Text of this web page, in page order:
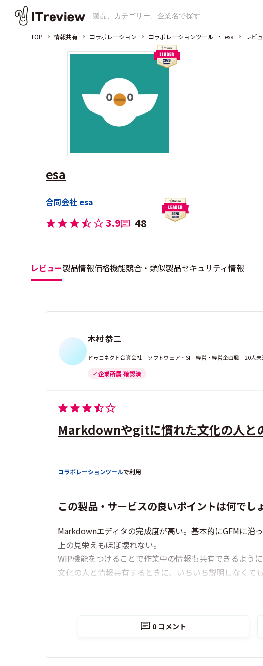
TOP 情報共有 コラボレーション コラボレーションツール esa レビ
esa
合同会社 esa
3.9 48
レビュー製品情報価格機能競合・類似製品セキュリティ情報
木村 恭二
ドゥコネクト合資会社｜ソフトウェア・SI｜経営・経営企画職｜20人
企業所属 確認済
Markdownやgitに慣れた文化の人と
コラボレーションツールで利用
この製品・サービスの良いポイントは何でし
Markdownエディタの完成度が高い。基本的にGFMに沿
上の見栄えもほぼ壊れない。
WIP機能をつけることで作業中の情報も共有できるよ
文化の人と情報共有するときに、いちいち説明しなくて
0 コメント